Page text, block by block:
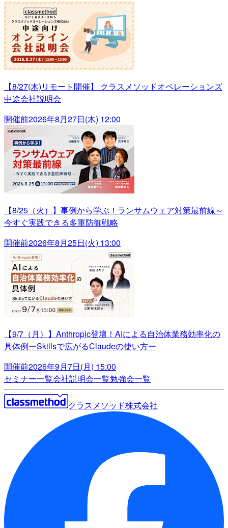
【8/27(木)リモート開催】 クラスメソッドオペレーションズ
中途会社説明会
開催前2026年8月27日(木) 12:00
【8/25（火）】事例から学ぶ！ランサムウェア対策最前線～
今すぐ実践できる多重防御戦略
開催前2026年8月25日(火) 13:00
【9/7（月）】Anthropic登壇！AIによる自治体業務効率化の
具体例ーSkillsで広がるClaudeの使い方ー
開催前2026年9月7日(月) 15:00
セミナー一覧会社説明会一覧勉強会一覧
クラスメソッド株式会社